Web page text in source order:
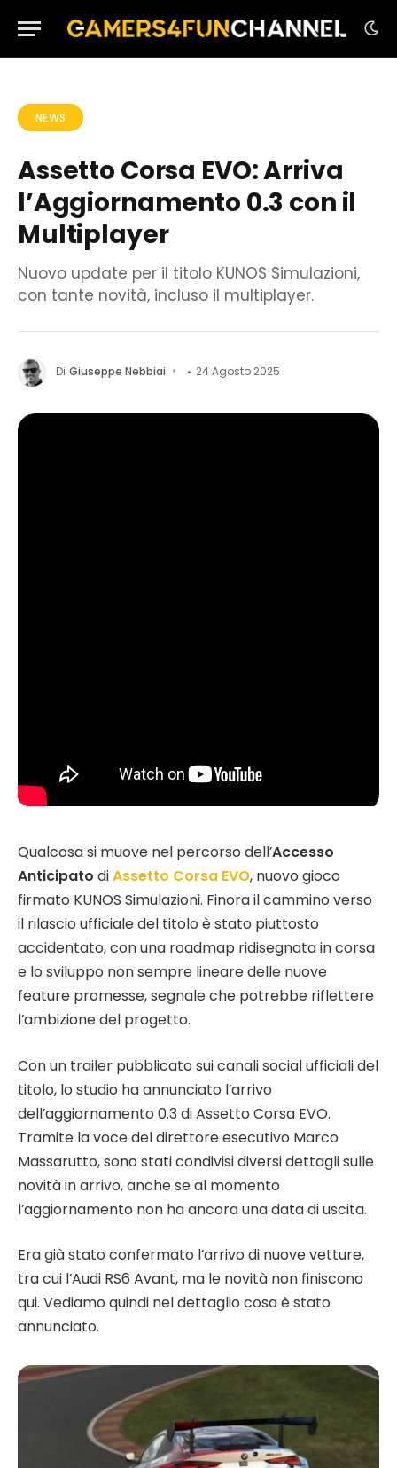
NEWS
Assetto Corsa EVO: Arriva
l’Aggiornamento 0.3 con il
Multiplayer
Nuovo update per il titolo KUNOS Simulazioni,
con tante novità, incluso il multiplayer.
Di Giuseppe Nebbiai 24 Agosto 2025
Qualcosa si muove nel percorso dell’Accesso
Anticipato diAssetto Corsa EVO, nuovo gioco
firmato KUNOS Simulazioni. Finora il cammino verso
il rilascio ufficiale del titolo è stato piuttosto
accidentato, con una roadmap ridisegnata in corsa
e lo sviluppo non sempre lineare delle nuove
feature promesse, segnale che potrebbe riflettere
l’ambizione del progetto.
Con un trailer pubblicato sui canali social ufficiali del
titolo, lo studio ha annunciato l’arrivo
dell’aggiornamento 0.3 di Assetto Corsa EVO.
Tramite la voce del direttore esecutivo Marco
Massarutto, sono stati condivisi diversi dettagli sulle
novità in arrivo, anche se al momento
l’aggiornamento non ha ancora una data di uscita.
Era già stato confermato l’arrivo di nuove vetture,
tra cui l’Audi RS6 Avant, ma le novità non finiscono
qui. Vediamo quindi nel dettaglio cosa è stato
annunciato.